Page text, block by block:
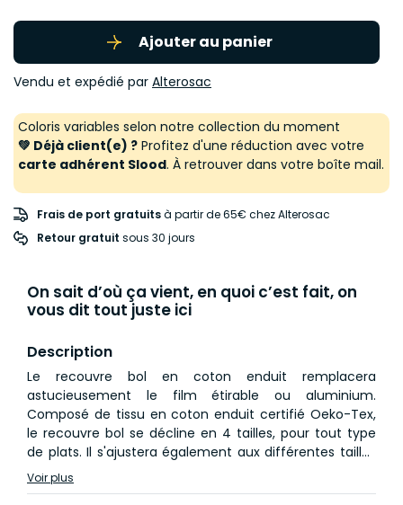
Ajouter au panier
Vendu et expédié par Alterosac
Coloris variables selon notre collection du moment
💚 Déjà client(e) ? Profitez d'une réduction avec votre
carte adhérent Slood. À retrouver dans votre boîte mail.
Frais de port gratuitsà partir de 65€ chez Alterosac
Retour gratuit sous 30 jours
On sait d’où ça vient, en quoi c’est fait, on
vous dit tout juste ici
Description
Le recouvre bol en coton enduit remplacera
astucieusement le film étirable ou aluminium.
Composé de tissu en coton enduit certifié Oeko-Tex,
le recouvre bol se décline en 4 tailles, pour tout type
de plats. Il s'ajustera également aux différentes tailles
grâce à son élastique.
Voir plus